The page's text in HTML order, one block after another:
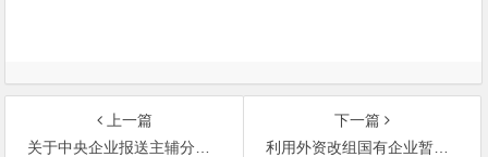
上一篇
关于中央企业报送主辅分离改制分流总体方案基本内容和有关要求的通知
下一篇
利用外资改组国有企业暂行规定